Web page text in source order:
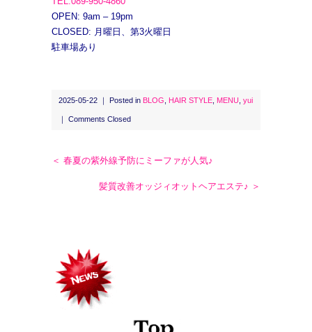
OPEN: 9am – 19pm
CLOSED: 月曜日、第3火曜日
駐車場あり
2025-05-22 ｜ Posted in BLOG HAIR STYLE MENU yui
Comments Closed
＜ 春夏の紫外線予防にミーファが人気♪
髪質改善オッジィオットヘアエステ♪ ＞